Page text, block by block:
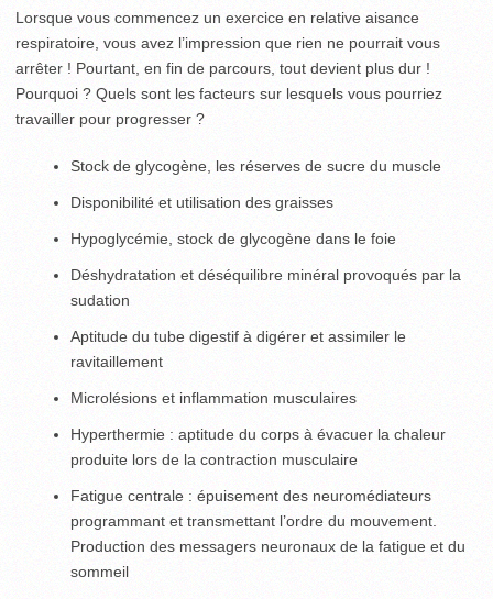
Lorsque vous commencez un exercice en relative aisance
respiratoire, vous avez l’impression que rien ne pourrait vous
arrêter ! Pourtant, en fin de parcours, tout devient plus dur !
Pourquoi ? Quels sont les facteurs sur lesquels vous pourriez
travailler pour progresser ?
Stock de glycogène, les réserves de sucre du muscle
Disponibilité et utilisation des graisses
Hypoglycémie, stock de glycogène dans le foie
Déshydratation et déséquilibre minéral provoqués par la
sudation
Aptitude du tube digestif à digérer et assimiler le
ravitaillement
Microlésions et inflammation musculaires
Hyperthermie : aptitude du corps à évacuer la chaleur
produite lors de la contraction musculaire
Fatigue centrale : épuisement des neuromédiateurs
programmant et transmettant l’ordre du mouvement.
Production des messagers neuronaux de la fatigue et du
sommeil